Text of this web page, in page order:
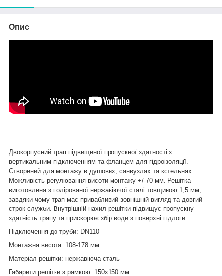
Опис
Двокорпусний трап підвищеної пропускної здатності з
вертикальним підключенням та фланцем для гідроізоляції.
Створений для монтажу в душових, санвузлах та котельнях.
Можливість регулювання висоти монтажу +/-70 мм. Решітка
виготовлена з полірованої нержавіючої сталі товщиною 1,5 мм,
завдяки чому трап має привабливий зовнішній вигляд та довгий
строк служби. Внутрішній нахил решітки підвищує пропускну
здатність трапу та прискорює збір води з поверхні підлоги.
Підключення до труби: DN110
Монтажна висота: 108-178 мм
Матеріал решітки: нержавіюча сталь
Габарити решітки з рамкою: 150х150 мм